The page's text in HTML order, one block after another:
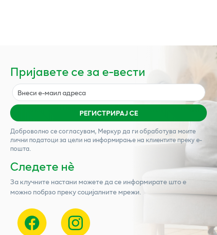
Пријавете се за е-вести
РЕГИСТРИРАЈ СЕ
Доброволно се согласувам, Меркурда ги обработува моите
лични податоци за цели на информирање на клиентите преку е-
пошта.
Следете нѐ
За клучните настани можете да се информирате што е
можно побрзо преку социјалните мрежи.